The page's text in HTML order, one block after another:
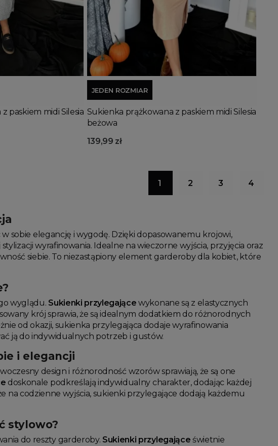
Dodaj do koszyka
paskiem midi Silesia
JEDEN ROZMIAR
Sukienka prążkowana z paskiem midi Silesia
beżowa
139,99 zł
1 2 3 4
w sobie elegancję i wygodę. Dzięki dopasowanemu krojowi,
wyrafinowania. Idealne na wieczorne wyjścia, przyjęcia oraz
siebie. To niezastąpiony element garderoby dla kobiet, które
wyglądu. Sukienki przylegające wykonane są z elastycznych
krój sprawia, że są idealnym dodatkiem do różnorodnych
od okazji, sukienka przylegająca dodaje wyrafinowania
ją do indywidualnych potrzeb i gustów.
i elegancji
design i różnorodność wzorów sprawiają, że są one
doskonale podkreślają indywidualny charakter, dodając każdej
na codzienne wyjścia, sukienki przylegające dodają każdemu
stylowo?
do reszty garderoby. Sukienki przylegające świetnie